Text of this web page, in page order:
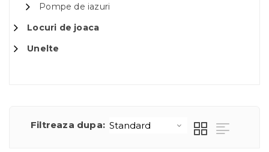
Pompe de iazuri
Locuri de joaca
Unelte
Filtreaza dupa: